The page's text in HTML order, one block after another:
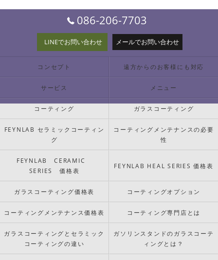
086-206-7703
LINEでお問い合わせ メールでお問い合わせ
コンセプト 遠方からのお客様にも対応
サービス メニュー
コーティング ガラスコーティング
FEYNLAB セラミックコーティン
グ
コーティングメンテナンスの必要
性
FEYNLAB CERAMIC
SERIES 価格表
FEYNLAB HEAL SERIES 価格表
ガラスコーティング価格表 コーティングオプション
コーティングメンテナンス価格表 コーティング専門店とは
ガラスコーティングとセラミック
コーティングの違い
ガソリンスタンドのガラスコーテ
ィングとは？